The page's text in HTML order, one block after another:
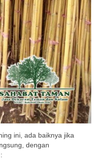
ini, ada baiknya jika
dengan